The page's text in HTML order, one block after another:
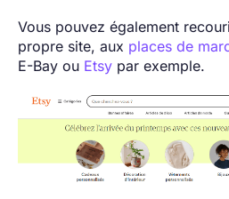
Vous pouvez également
propre site, aux places de
E-Bay ou Etsy par exemple.